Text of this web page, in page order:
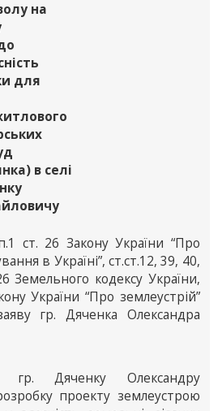
на
для
в селі
ст. 26 Закону України “Про
в Україні”, ст.ст.12, 39, 40,
Земельного кодексу України,
України “Про землеустрій”
гр. Дяченка Олександра
гр. Дяченку Олександру
проекту землеустрою